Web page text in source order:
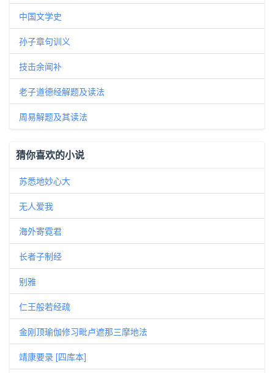
中国文学史
孙子章句训义
技击余闻补
老子道德经解题及读法
周易解题及其读法
猜你喜欢的小说
苏悉地妙心大
无人爱我
海外寄霓君
长者子制经
别雅
仁王般若经疏
金刚顶瑜伽修习毗卢遮那三摩地法
靖康要录 [四库本]